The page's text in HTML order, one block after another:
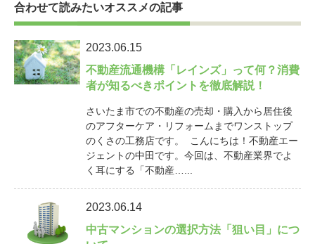
合わせて読みたいオススメの記事
2023.06.15
不動産流通機構「レインズ」って何？消費
者が知るべきポイントを徹底解説！
さいたま市での不動産の売却・購入から居住後
のアフターケア・リフォームまでワンストップ
のくさの工務店です。 こんにちは！不動産エー
ジェントの中田です。今回は、不動産業界でよ
く耳にする「不動産…...
2023.06.14
中古マンションの選択方法「狙い目」につ